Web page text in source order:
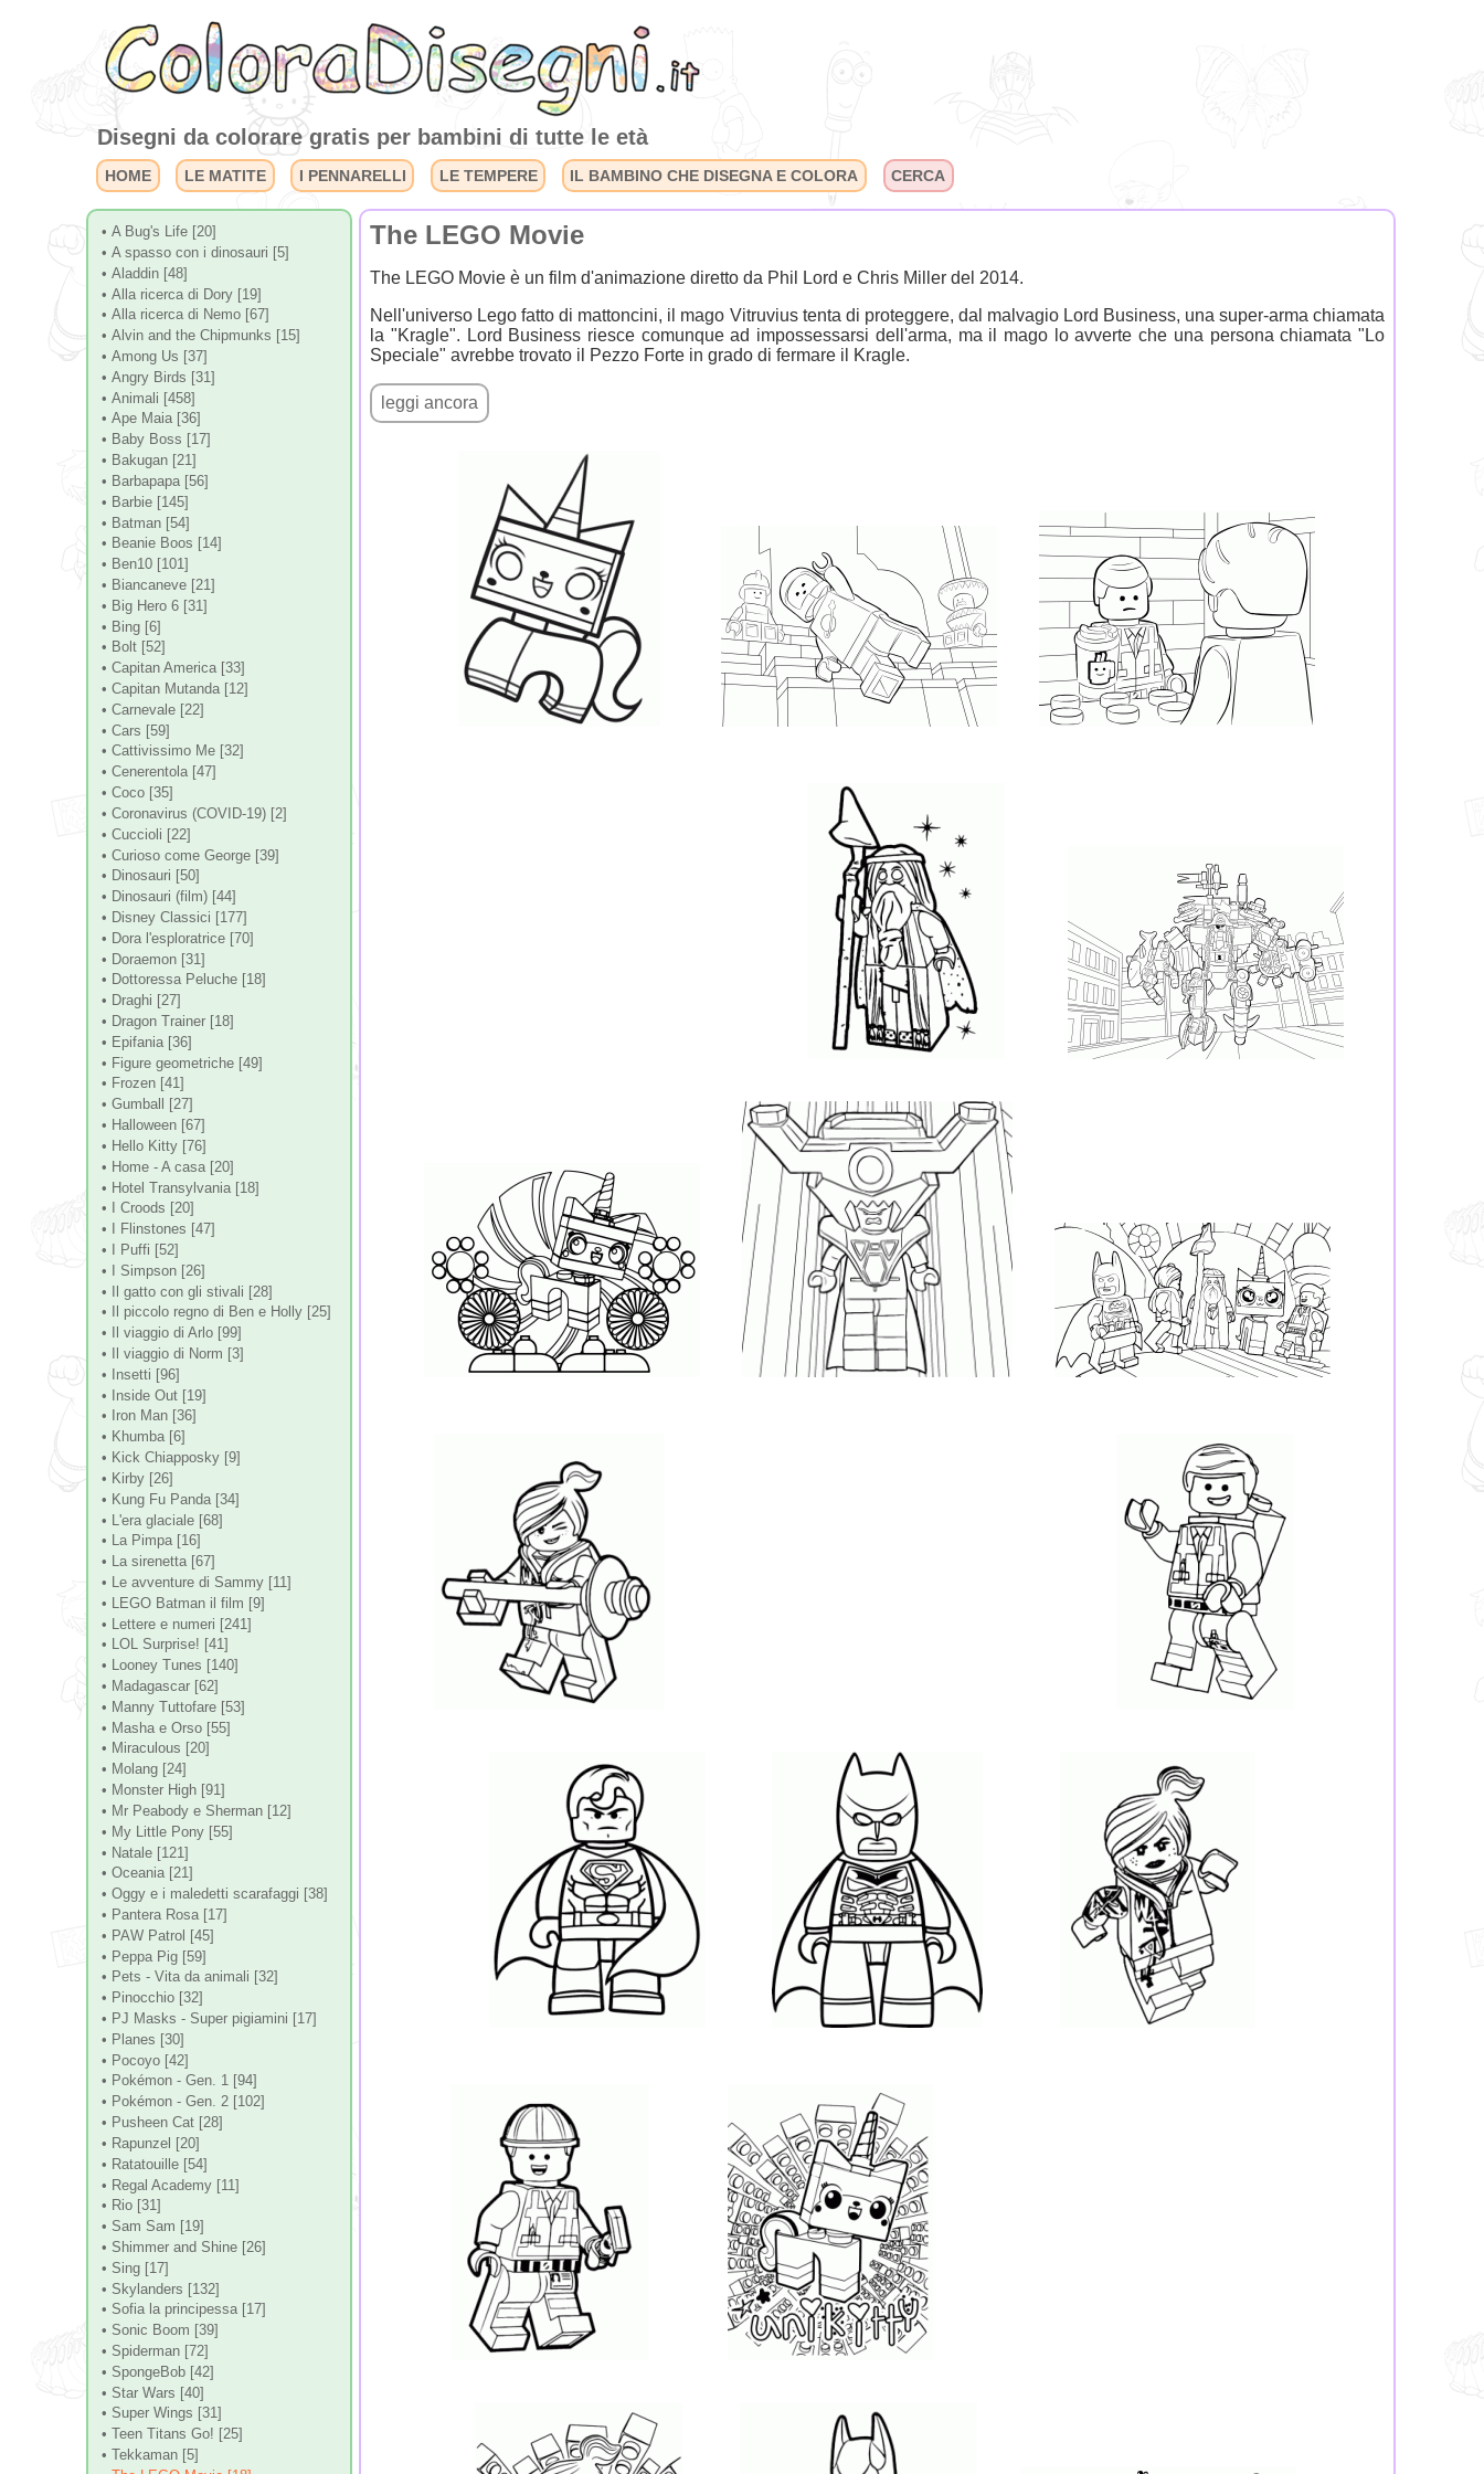
Disegni da colorare gratis per bambini di tutte le età
HOME LE MATITE I PENNARELLI LE TEMPERE IL BAMBINO CHE DISEGNA E COLORA CERCA
• A Bug's Life [20]
• A spasso con i dinosauri [5]
• Aladdin [48]
• Alla ricerca di Dory [19]
• Alla ricerca di Nemo [67]
• Alvin and the Chipmunks [15]
• Among Us [37]
• Angry Birds [31]
• Animali [458]
• Ape Maia [36]
• Baby Boss [17]
• Bakugan [21]
• Barbapapa [56]
• Barbie [145]
• Batman [54]
• Beanie Boos [14]
• Ben10 [101]
• Biancaneve [21]
• Big Hero 6 [31]
• Bing [6]
• Bolt [52]
• Capitan America [33]
• Capitan Mutanda [12]
• Carnevale [22]
• Cars [59]
• Cattivissimo Me [32]
• Cenerentola [47]
• Coco [35]
• Coronavirus (COVID-19) [2]
• Cuccioli [22]
• Curioso come George [39]
• Dinosauri [50]
• Dinosauri (film) [44]
• Disney Classici [177]
• Dora l'esploratrice [70]
• Doraemon [31]
• Dottoressa Peluche [18]
• Draghi [27]
• Dragon Trainer [18]
• Epifania [36]
• Figure geometriche [49]
• Frozen [41]
• Gumball [27]
• Halloween [67]
• Hello Kitty [76]
• Home - A casa [20]
• Hotel Transylvania [18]
• I Croods [20]
• I Flinstones [47]
• I Puffi [52]
• I Simpson [26]
• Il gatto con gli stivali [28]
• Il piccolo regno di Ben e Holly [25]
• Il viaggio di Arlo [99]
• Il viaggio di Norm [3]
• Insetti [96]
• Inside Out [19]
• Iron Man [36]
• Khumba [6]
• Kick Chiapposky [9]
• Kirby [26]
• Kung Fu Panda [34]
• L'era glaciale [68]
• La Pimpa [16]
• La sirenetta [67]
• Le avventure di Sammy [11]
• LEGO Batman il film [9]
• Lettere e numeri [241]
• LOL Surprise! [41]
• Looney Tunes [140]
• Madagascar [62]
• Manny Tuttofare [53]
• Masha e Orso [55]
• Miraculous [20]
• Molang [24]
• Monster High [91]
• Mr Peabody e Sherman [12]
• My Little Pony [55]
• Natale [121]
• Oceania [21]
• Oggy e i maledetti scarafaggi [38]
• Pantera Rosa [17]
• PAW Patrol [45]
• Peppa Pig [59]
• Pets - Vita da animali [32]
• Pinocchio [32]
• PJ Masks - Super pigiamini [17]
• Planes [30]
• Pocoyo [42]
• Pokémon - Gen. 1 [94]
• Pokémon - Gen. 2 [102]
• Pusheen Cat [28]
• Rapunzel [20]
• Ratatouille [54]
• Regal Academy [11]
• Rio [31]
• Sam Sam [19]
• Shimmer and Shine [26]
• Sing [17]
• Skylanders [132]
• Sofia la principessa [17]
• Sonic Boom [39]
• Spiderman [72]
• SpongeBob [42]
• Star Wars [40]
• Super Wings [31]
• Teen Titans Go! [25]
• Tekkaman [5]
The LEGO Movie
The LEGO Movie è un film d'animazione diretto da Phil Lord e Chris Miller del 2014.
Nell'universo Lego fatto di mattoncini, il mago Vitruvius tenta di proteggere, dal malvagio Lord Business, una super-arma chiamata
la "Kragle". Lord Business riesce comunque ad impossessarsi dell'arma, ma il mago lo avverte che una persona chiamata "Lo
Speciale" avrebbe trovato il Pezzo Forte in grado di fermare il Kragle.